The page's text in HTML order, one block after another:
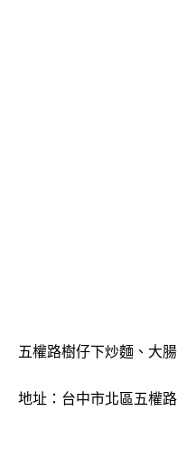
五權路樹仔下炒麵、大
地址：台中市北區五權